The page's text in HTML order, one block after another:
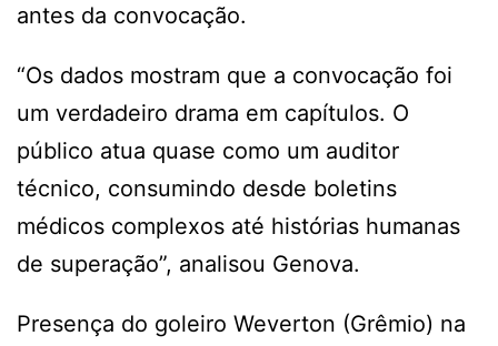
antes da convocação.
“Os dados mostram que a convocação foi
um verdadeiro drama em capítulos. O
público atua quase como um auditor
técnico, consumindo desde boletins
médicos complexos até histórias humanas
de superação”, analisou Genova.
Presença do goleiro Weverton (Grêmio) na